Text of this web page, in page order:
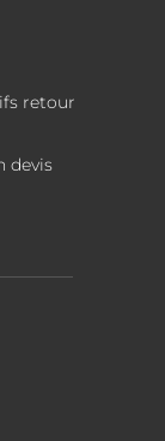
retour
devis